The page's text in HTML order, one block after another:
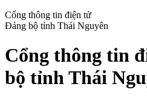
Cổng thông tin điện tử
Đảng bộ tỉnh Thái Nguyên
Cổng thông tin
bộ tỉnh Thái